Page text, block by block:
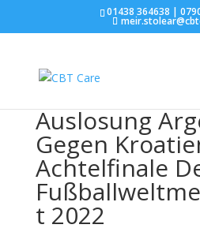
01438 364638 |
Auslosung
Gegen
Achtelfinale
t 2022